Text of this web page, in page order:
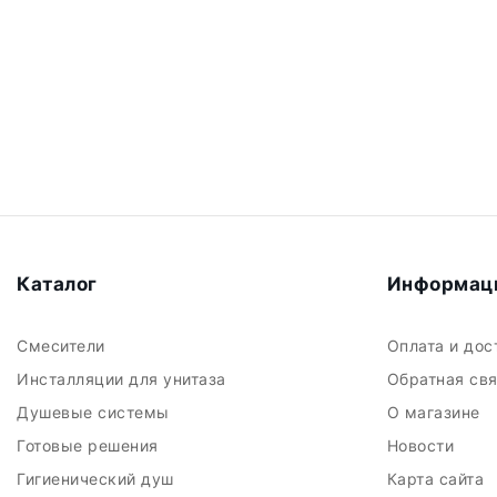
Каталог
Смесители
Инсталляции для унитаза
Душевые системы
Готовые решения
Гигиенический душ
Оплата и
Обратная
О магазине
Новости
Карта сайта